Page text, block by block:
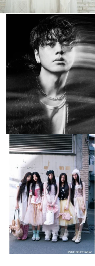
musicjapantv
💡8月特番放送決定！
...
8月 4
397 0
musicjapantv
💡8月特番放送決定！
8月 4
2 0